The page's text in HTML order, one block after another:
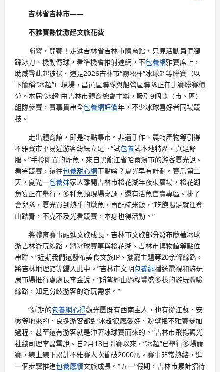
吉林省吉林市——
不雅賽熱忱激起文旅花費
哨響，開賽！走進吉林省吉林市體育館，只見活動員們腳
踩冰刀、機動傳球，看準機會推射進網，不包養網雅賽席上，
助威聲此起彼伏。這是2026吉林市“霧凇杯”冰球超等聯賽（以
下簡稱“冰超”）現場，昌邑區聯隊與船營區聯隊正在比賽聯賽積
分。本屆“冰超”由吉林市體育總會主辦，吸引9個縣（市、區）
組隊參賽，賽事貫串全包養網評價年，不少冰球喜好者同場競
技。
走出體育館，即是特點集市。非遺手作、農特產物等引得
不雅賽市平易近游客紛紜立足。“試包養試本地特產，真是舒
服。”手拎剛買的炸魚，來自黑龍江省哈爾濱市的游客夏光說。
看完競賽，還往包養甜心網干點啥？夏光早有計劃。賽后第二
天，夏光一包養妹家人離開吉林市松花湖年夜東廣場，松花湖
魚宴正在舉行，多種魚類現場烹調，還有活魚售賣專區。排了
會兒隊，夏光買到熱乎的燉魚，再配碗米飯，“吃飽喝足就往登
山踏青，不克不及光看競賽，本身也得活動。”
將體育賽事融進文旅成長，吉林市文旅部分發布隨著冰球
游吉林游玩線路，將冰球賽事與松花湖、吉林市博物館等點位
串聯。“近期我們還發布美食文旅IP、攜寵主題等20余條線路，
將吉林地理館等歸入此中。”吉林市文明包養網播送電視和游玩
局市場推行處處長李金說，“盼望經由過程豐盛多樣的游玩體驗
線路，知足分歧游客的游玩需求。”
“近期的包養網心得觀光團既有西南主人，也有從江蘇、安
徽等地來的，良多游客都對‘冰超’很感愛好，盼望把不雅賽參加
過程，甚至還有游客就是沖著冰球賽而來的。”吉林市飛揚觀光
社總司理李晶雪說。自2月13日開賽以來，“冰超”已舉行多場競
賽，線上線下累計不雅賽人次衝破2000萬。賽事非常熱絡，進
一個步驟推進包養感情文旅成長。“五一”假期，吉林市累計招待